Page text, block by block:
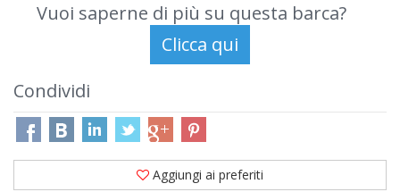
Vuoi saperne di più su questa barca?
Condividi
Aggiungi ai preferiti